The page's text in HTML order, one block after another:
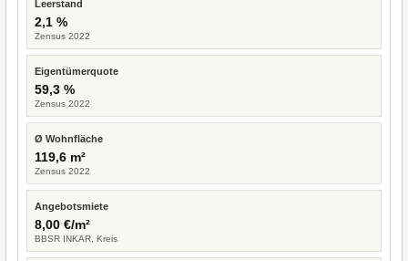
Leerstand
2,1 %
Zensus 2022
Eigentümerquote
59,3 %
Zensus 2022
Ø Wohnfläche
119,6 m²
Zensus 2022
Angebotsmiete
8,00 €/m²
BBSR INKAR, Kreis